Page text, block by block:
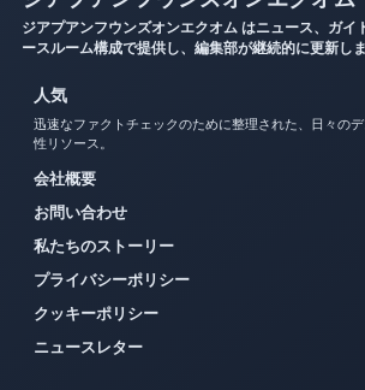
ジアプアンフウンズオンエクオム はニュース、ガイ
ースルーム構成で提供し、編集部が継続的に更新しま
人気
迅速なファクトチェックのために整理された、日々の
性リソース。
会社概要
お問い合わせ
私たちのストーリー
プライバシーポリシー
クッキーポリシー
ニュースレター